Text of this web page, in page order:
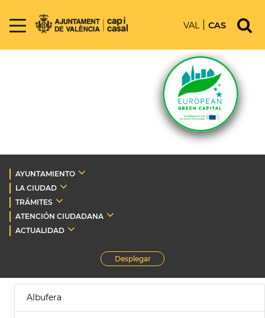
VAL CAS
AYUNTAMIENTO
LA CIUDAD
TRÁMITES
ATENCIÓN CIUDADANA
ACTUALIDAD
Desplegar
Albufera